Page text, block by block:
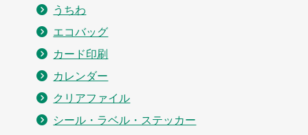
うちわ
エコバッグ
カード印刷
カレンダー
クリアファイル
シール・ラベル・ステッカー